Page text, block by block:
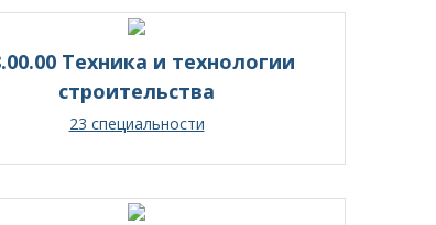
Техника и технологии
строительства
23 специальности